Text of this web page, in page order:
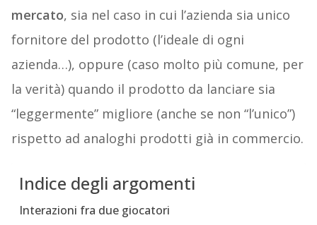
mercato, sia nel caso in cui l’azienda sia unico
fornitore del prodotto (l’ideale di ogni
azienda…), oppure (caso molto più comune, per
la verità) quando il prodotto da lanciare sia
“leggermente” migliore (anche se non “l’unico”)
rispetto ad analoghi prodotti già in commercio.
Indice degli argomenti
Interazioni fra due giocatori